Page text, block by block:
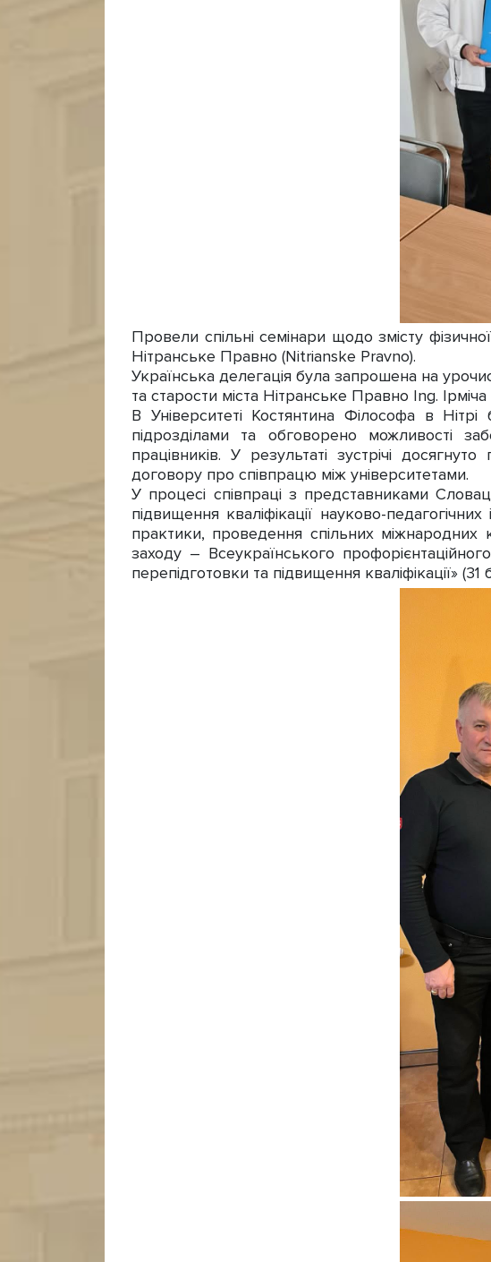
Провели спільні семінари щодо змісту
Нітранське Правно (Nitrianske Pravno).
Українська делегація була запрошена на
та старости міста Нітранське Правно Ing.
В Університеті Костянтина Філософа в
підрозділами та обговорено можливості
працівників. У результаті зустрічі
договору про співпрацю між університетами.
У процесі співпраці з представниками
підвищення кваліфікації науково-
практики, проведення спільних міжнародних
заходу – Всеукраїнського
перепідготовки та підвищення кваліфікації»